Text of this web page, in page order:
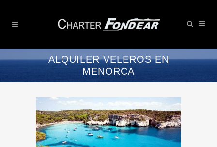
ALQUILER VELEROS EN
MENORCA